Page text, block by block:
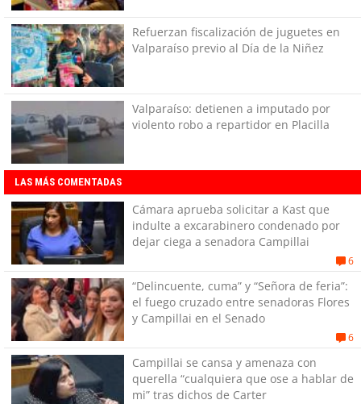
Refuerzan fiscalización de juguetes en
Valparaíso previo al Día de la Niñez
Valparaíso: detienen a imputado por
violento robo a repartidor en Placilla
LAS MÁS COMENTADAS
Cámara aprueba solicitar a Kast que
indulte a excarabinero condenado por
dejar ciega a senadora Campillai
6
“Delincuente, cuma” y “Señora de feria”:
el fuego cruzado entre senadoras Flores
y Campillai en el Senado
6
Campillai se cansa y amenaza con
querella “cualquiera que ose a hablar de
mi” tras dichos de Carter